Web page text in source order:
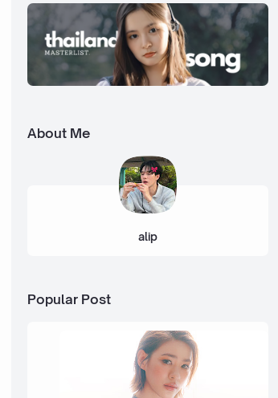
About Me
alip
Popular Post